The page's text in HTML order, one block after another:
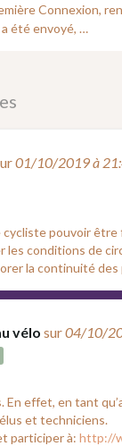
Connexion,
été envoyé, …
01/10/2019à
cycliste pouvoir
les conditions de
la continuité
vélo sur04/10/
En effet, en tant
et techniciens.
participer à: http://